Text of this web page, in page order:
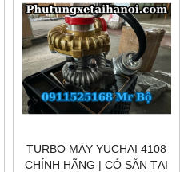
TURBO MÁY YUCHAI 4108
CHÍNH HÃNG | CÓ SẴN TẠI